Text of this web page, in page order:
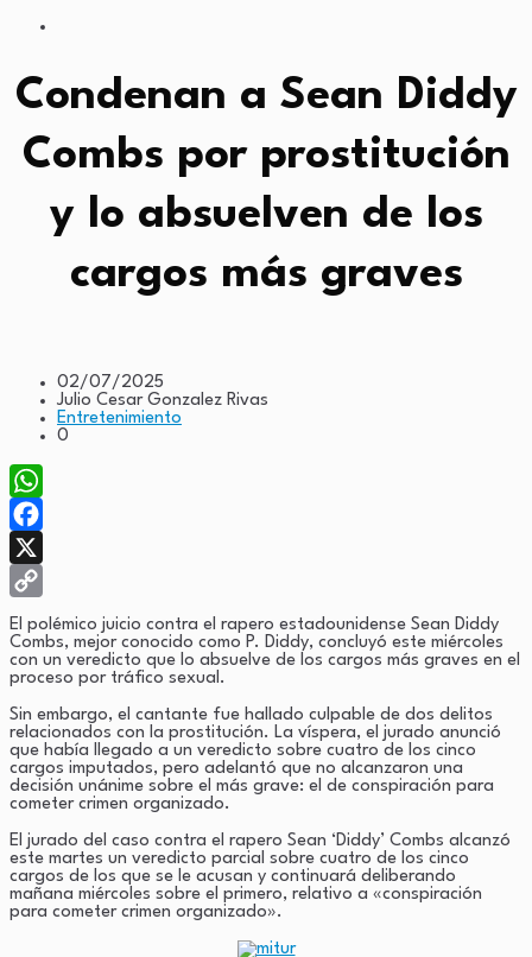
Condenan a Sean Diddy
Combs por prostitución
y lo absuelven de los
cargos más graves
02/07/2025
Julio Cesar Gonzalez Rivas
Entretenimiento
0
WhatsApp
Facebook
X
Copy
Link
El polémico juicio contra el rapero estadounidense Sean Diddy
Combs, mejor conocido como P. Diddy, concluyó este miércoles
con un veredicto que lo absuelve de los cargos más graves en el
proceso por tráfico sexual.
Sin embargo, el cantante fue hallado culpable de dos delitos
relacionados con la prostitución. La víspera, el jurado anunció
que había llegado a un veredicto sobre cuatro de los cinco
cargos imputados, pero adelantó que no alcanzaron una
decisión unánime sobre el más grave: el de conspiración para
cometer crimen organizado.
El jurado del caso contra el rapero Sean ‘Diddy’ Combs alcanzó
este martes un veredicto parcial sobre cuatro de los cinco
cargos de los que se le acusan y continuará deliberando
mañana miércoles sobre el primero, relativo a «conspiración
para cometer crimen organizado».